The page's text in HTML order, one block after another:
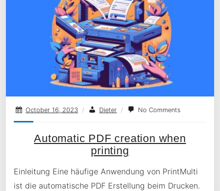
October 16, 2023 / Dieter / No Comments
Automatic PDF creation when
printing
Einleitung Eine häufige Anwendung von PrintMulti
ist die automatische PDF Erstellung beim Drucken.